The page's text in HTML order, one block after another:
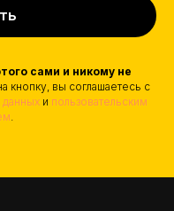
сами и никому не
кнопку, вы соглашаетесь с
и пользовательским
.